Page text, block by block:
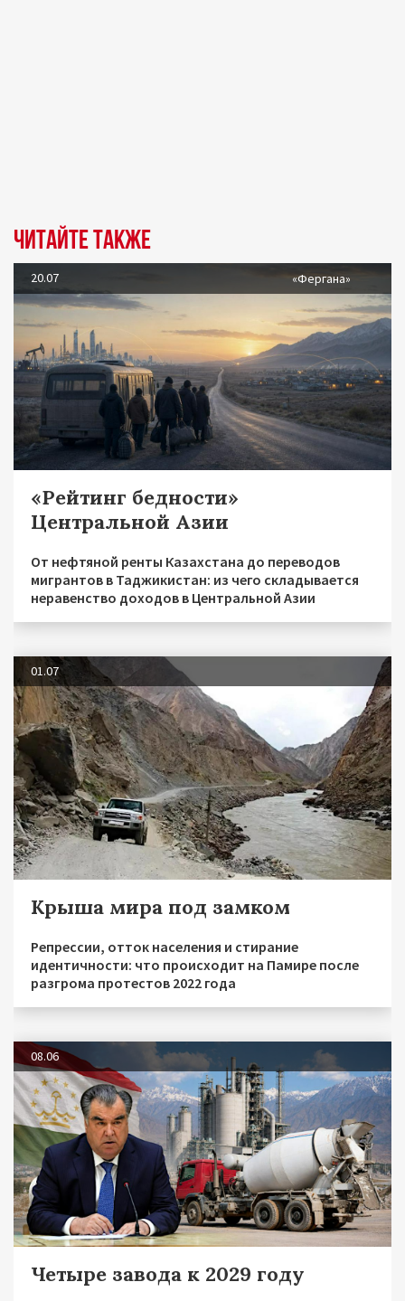
Читайте также
20.07 «Фергана»
«Рейтинг бедности»
Центральной Азии
От нефтяной ренты Казахстана до переводов
мигрантов в Таджикистан: из чего складывается
неравенство доходов в Центральной Азии
01.07
Крыша мира под замком
Репрессии, отток населения и стирание
идентичности: что происходит на Памире после
разгрома протестов 2022 года
08.06
Четыре завода к 2029 году